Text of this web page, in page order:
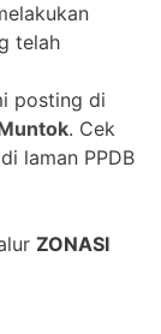
telah
posting di
. Cek
laman PPDB
ZONASI